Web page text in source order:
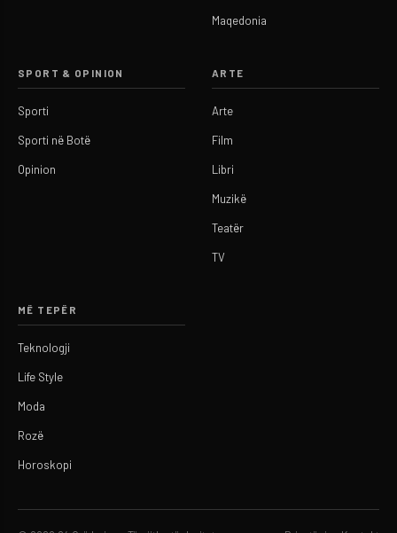
Maqedonia
SPORT & OPINION
Sporti
Sporti në Botë
Opinion
ARTE
Arte
Film
Libri
Muzikë
Teatër
TV
MË TEPËR
Teknologji
Life Style
Moda
Rozë
Horoskopi